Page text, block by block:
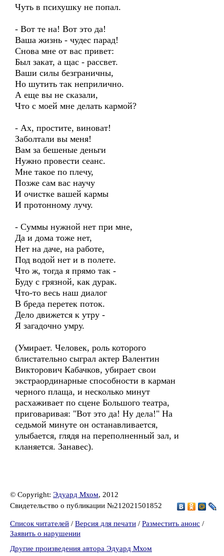
Чуть в психушку не попал.
- Вот те на! Вот это да!
Ваша жизнь - чудес парад!
Снова мне от вас привет:
Был закат, а щас - рассвет.
Ваши силы безграничны,
Но шутить так неприлично.
А еще вы не сказали,
Что с моей мне делать кармой?
- Ах, простите, виноват!
Заболтали вы меня!
Вам за бешеные деньги
Нужно провести сеанс.
Мне такое по плечу,
Позже сам вас научу
И очистке вашей кармы
И протонному лучу.
- Суммы нужной нет при мне,
Да и дома тоже нет,
Нет на даче, на работе,
Под водой нет и в полете.
Что ж, тогда я прямо так -
Буду с грязной, как дурак.
Что-то весь наш диалог
В бреда перетек поток.
Дело движется к утру -
Я загадочно умру.
(Умирает. Человек, роль которого
блистательно сыграл актер Валентин
Викторович Кабачков, убирает свои
экстраординарные способности в карман
черного плаща, и несколько минут
расхаживает по сцене Большого театра,
приговаривая: "Вот это да! Ну дела!" На
седьмой минуте он останавливается,
улыбается, глядя на переполненный зал, и
кланяется. Занавес).
© Copyright: Эдуард Мхом, 2012
Свидетельство о публикации №212021501852
Список читателей / Версия для печати / Разместить анонс /
Заявить о нарушении
Другие произведения автора Эдуард Мхом